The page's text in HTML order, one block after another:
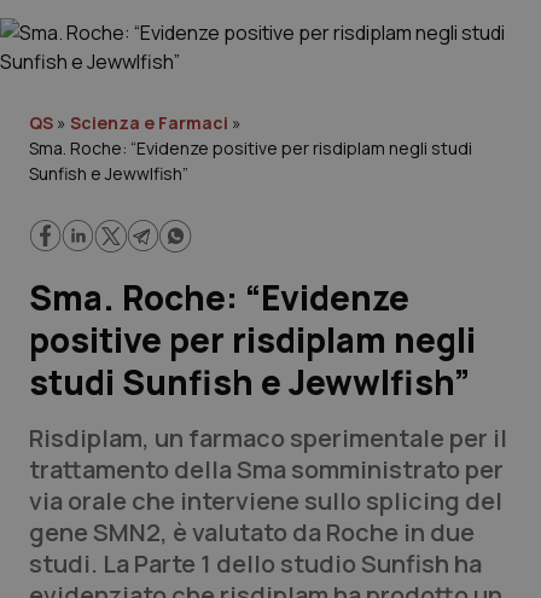
Governo e Parlamento
Regioni e Asl
Lavoro e Professioni
Scienza e Farmaci
Studi e Analisi
Lettere al direttore
Edizioni Regionali
QS Pro
QS » Scienza e Farmaci »
Sma. Roche: “Evidenze positive per risdiplam negli studi
Sunfish e Jewwlfish”
Sma. Roche: “Evidenze
positive per risdiplam negli
studi Sunfish e Jewwlfish”
Risdiplam, un farmaco sperimentale per il
trattamento della Sma somministrato per
via orale che interviene sullo splicing del
gene SMN2, è valutato da Roche in due
studi. La Parte 1 dello studio Sunfish ha